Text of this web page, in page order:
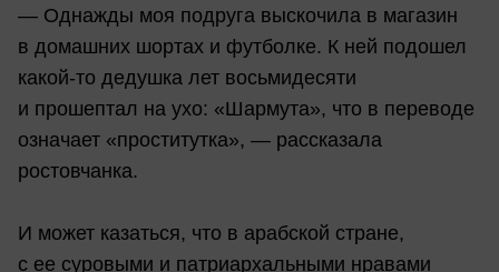
— Однажды моя подруга выскочила в магазин
в домашних шортах и футболке. К ней подошел
какой-то дедушка лет восьмидесяти
и прошептал на ухо: «Шармута», что в переводе
означает «проститутка», — рассказала
ростовчанка.
И может казаться, что в арабской стране,
с ее суровыми и патриархальными нравами